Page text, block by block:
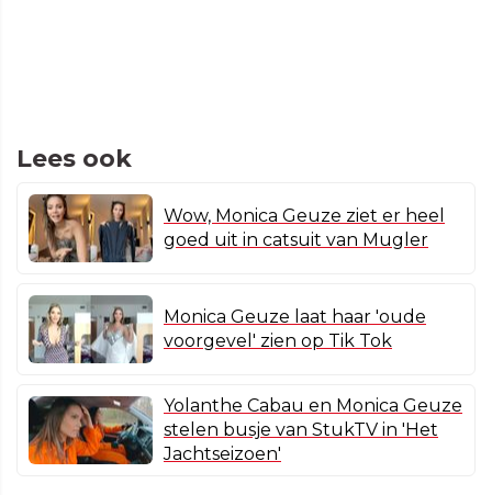
Lees ook
Wow, Monica Geuze ziet er heel
goed uit in catsuit van Mugler
Monica Geuze laat haar 'oude
voorgevel' zien op Tik Tok
Yolanthe Cabau en Monica Geuze
stelen busje van StukTV in 'Het
Jachtseizoen'